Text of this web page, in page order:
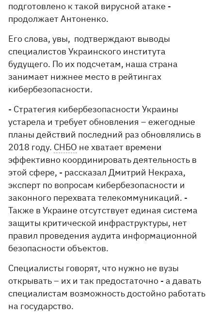
подготовлено к такой вирусной атаке -
продолжает Антоненко.
Его слова, увы, подтверждают выводы
специалистов Украинского института
будущего. По их подсчетам, наша страна
занимает нижнее место в рейтингах
кибербезопасности.
- Стратегия кибербезопасности Украины
устарела и требует обновления – ежегодные
планы действий последний раз обновлялись в
2018 году. СНБО не хватает времени
эффективно координировать деятельность в
этой сфере, - рассказал Дмитрий Некраха,
эксперт по вопросам кибербезопасности и
законного перехвата телекоммуникаций. -
Также в Украине отсутствует единая система
защиты критической инфраструктуры, нет
правил проведения аудита информационной
безопасности объектов.
Специалисты говорят, что нужно не вузы
открывать – их и так предостаточно - а давать
специалистам возможность достойно работать
на государство.